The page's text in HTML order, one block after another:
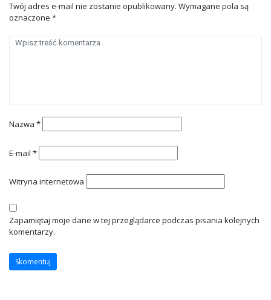
Twój adres e-mail nie zostanie opublikowany. Wymagane pola są
oznaczone *
Nazwa *
E-mail *
Witryna internetowa
Zapamiętaj moje dane w tej przeglądarce podczas pisania kolejnych
komentarzy.